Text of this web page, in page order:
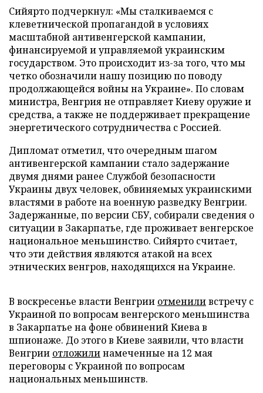
Сийярто подчеркнул: «Мы сталкиваемся с
клеветнической пропагандой в условиях
масштабной антивенгерской кампании,
финансируемой и управляемой украинским
государством. Это происходит из-за того, что мы
четко обозначили нашу позицию по поводу
продолжающейся войны на Украине». По словам
министра, Венгрия не отправляет Киеву оружие и
средства, а также не поддерживает прекращение
энергетического сотрудничества с Россией.
Дипломат отметил, что очередным шагом
антивенгерской кампании стало задержание
двумя днями ранее Службой безопасности
Украины двух человек, обвиняемых украинскими
властями в работе на военную разведку Венгрии.
Задержанные, по версии СБУ, собирали сведения о
ситуации в Закарпатье, где проживает венгерское
национальное меньшинство. Сийярто считает,
что эти действия являются атакой на всех
этнических венгров, находящихся на Украине.
В воскресенье власти Венгрии отмениливстречу с
Украиной по вопросам венгерского меньшинства
в Закарпатье на фоне обвинений Киева в
шпионаже. До этого в Киеве заявили, что власти
Венгрии отложилинамеченные на 12 мая
переговоры с Украиной по вопросам
национальных меньшинств.